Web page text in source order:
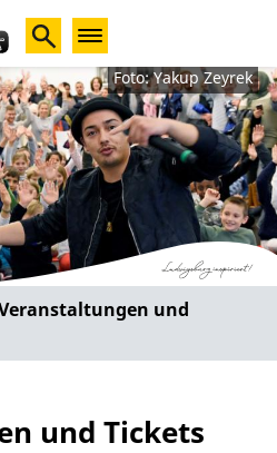
Foto: Yakup Zeyrek
und
und Tickets